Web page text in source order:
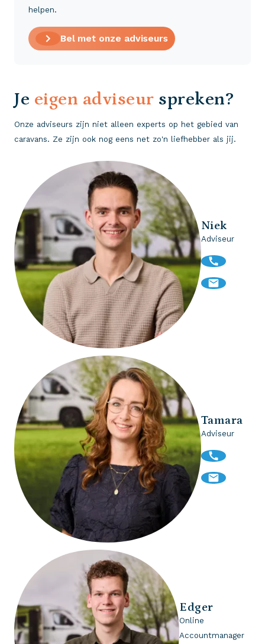
helpen.
Bel met onze adviseurs
Je eigen adviseur spreken?
Onze adviseurs zijn niet alleen experts op het gebied van
caravans. Ze zijn ook nog eens net zo'n liefhebber als jij.
Niek
Adviseur
Tamara
Adviseur
Edger
Online
Accountmanager